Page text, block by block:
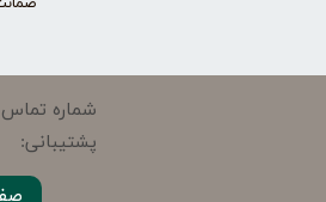
شماره تماس
پشتیبانی: